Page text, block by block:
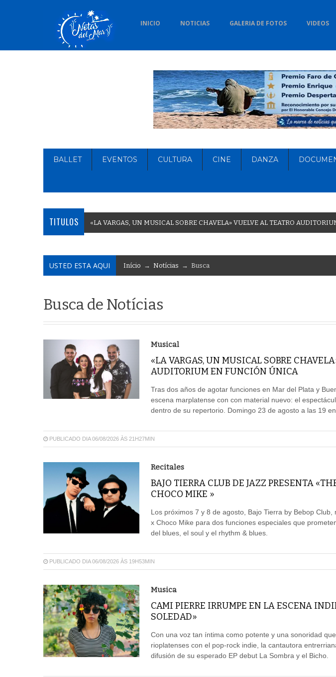
INICIO NOTICIAS GALERIA DE FOTOS VIDEOS
BALLET EVENTOS CULTURA CINE DANZA
TITULOS «LA VARGAS, UN MUSICAL SOBRE CHAVELA» VUELVE AL TEATRO AUDITORIU
USTED ESTA AQUI Início → Notícias → Busca
Busca de Notícias
Musical
«LA VARGAS, UN MUSICAL SOBRE
AUDITORIUM EN FUNCIÓN ÚNICA
Tras dos años de agotar funciones en Mar del Plata y
escena marplatense con con material nuevo: el
dentro de su repertorio. Domingo 23 de agosto a las 19
PUBLICADO DIA 06/08/2026 ÀS 21H27MIN
Recitales
BAJO TIERRA CLUB DE JAZZ PRESENTA
CHOCO MIKE »
Los próximos 7 y 8 de agosto, Bajo Tierra by Bebop
x Choco Mike para dos funciones especiales que
del blues, el soul y el rhythm & blues.
PUBLICADO DIA 06/08/2026 ÀS 19H53MIN
Musica
CAMI PIERRE IRRUMPE EN LA ESCENA
SOLEDAD»
Con una voz tan íntima como potente y una sonoridad
rioplatenses con el pop-rock indie, la cantautora
difusión de su esperado EP debut La Sombra y el Bicho.